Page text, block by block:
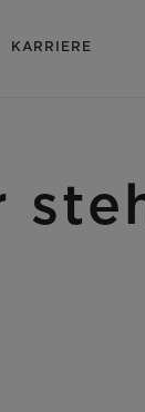
KARRIERE